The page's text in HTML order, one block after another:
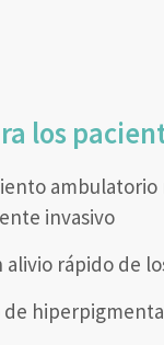
los
ambulatorio
invasivo
alivio rápido de
de